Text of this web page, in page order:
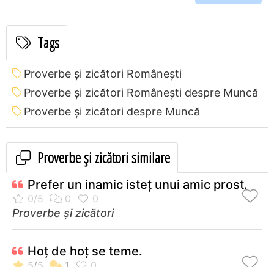
Tags
Proverbe și zicători Româneşti
Proverbe și zicători Româneşti despre Muncă
Proverbe și zicători despre Muncă
Proverbe și zicători similare
Prefer un inamic isteţ unui amic prost.
Proverbe și zicători
Hoţ de hoţ se teme.